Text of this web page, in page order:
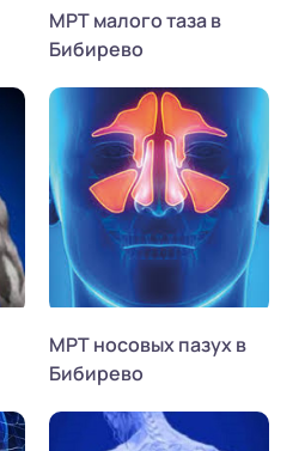
МРТ малого таза в
Бибирево
МРТ носовых пазух в
Бибирево